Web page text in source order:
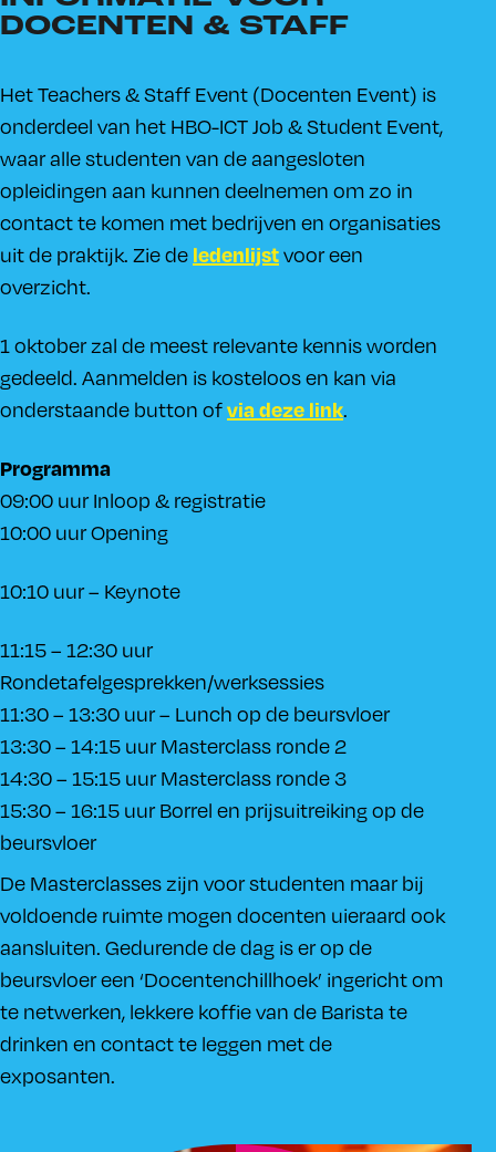
DOCENTEN & STAFF
Het Teachers & Staff Event (Docenten Event) is
onderdeel van het HBO-ICT Job & Student Event,
waar alle studenten van de aangesloten
opleidingen aan kunnen deelnemen om zo in
contact te komen met bedrijven en organisaties
uit de praktijk. Zie de ledenlijstvoor een
overzicht.
1 oktober zal de meest relevante kennis worden
gedeeld. Aanmelden is kosteloos en kan via
onderstaande button ofvia deze link.
Programma
09:00 uur Inloop & registratie
10:00 uur Opening
10:10 uur – Keynote
11:15 – 12:30 uur
Rondetafelgesprekken/werksessies
11:30 – 13:30 uur – Lunch op de beursvloer
13:30 – 14:15 uur Masterclass ronde 2
14:30 – 15:15 uur Masterclass ronde 3
15:30 – 16:15 uur Borrel en prijsuitreiking op de
beursvloer
De Masterclasses zijn voor studenten maar bij
voldoende ruimte mogen docenten uieraard ook
aansluiten. Gedurende de dag is er op de
beursvloer een ‘Docentenchillhoek’ ingericht om
te netwerken, lekkere koffie van de Barista te
drinken en contact te leggen met de
exposanten.